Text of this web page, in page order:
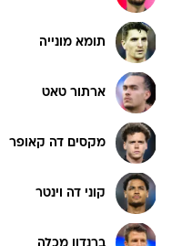
תומא מונייה
ארתור טאט
מקסים דה קאופר
קוני דה וינטר
ברנדון מכלה